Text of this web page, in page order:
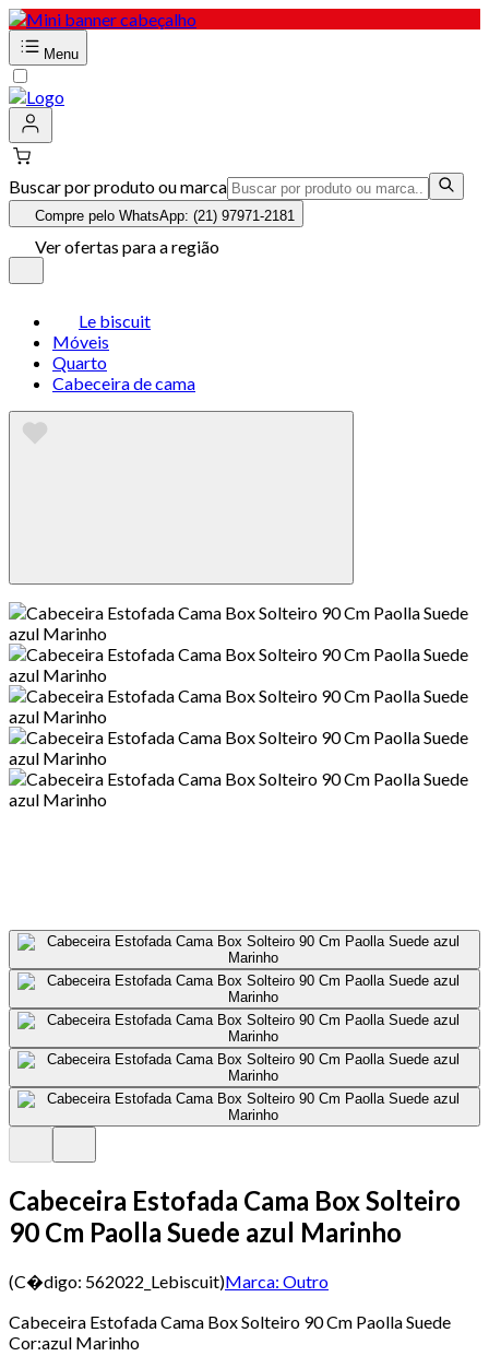
Menu
Buscar por produto ou marca
Compre pelo WhatsApp: (21) 97971-2181
Ver ofertas para a região
Le biscuit
Móveis
Quarto
Cabeceira de cama
Cabeceira Estofada Cama Box Solteiro
90 Cm Paolla Suede azul Marinho
(C�digo: 562022_Lebiscuit)Marca: Outro
Cabeceira Estofada Cama Box Solteiro 90 Cm Paolla Suede
Cor:azul Marinho